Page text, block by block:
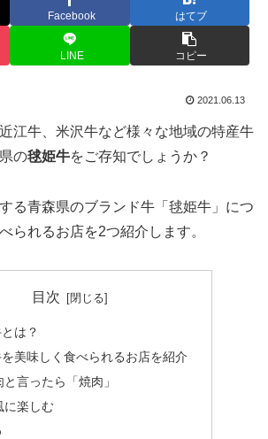
Facebook はてブ
LINE コピー
2021.06.13
江牛、米沢牛など様々な地域の特産牛
の毬姫牛をご存知でしょうか？
る青森県のブランド牛「毬姫牛」につ
られるお店を2つ紹介します。
目次
は？
美味しく食べられるお店を紹介
と言ったら「焼肉」
に楽しむ